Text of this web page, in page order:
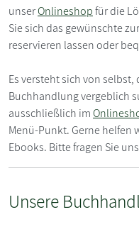
unserOnlineshopfür die
Sie sich das gewünschte
reservieren lassen oder
Es versteht sich von
Buchhandlung vergeblich
ausschließlich im
Menü-Punkt. Gerne helfen
Ebooks. Bitte fragen Sie
Unsere